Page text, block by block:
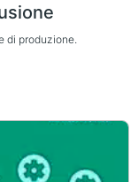
di produzione.